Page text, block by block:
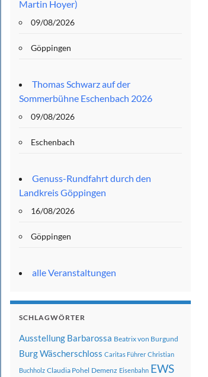
Martin Hoyer)
09/08/2026
Göppingen
Thomas Schwarz auf der
Sommerbühne Eschenbach 2026
09/08/2026
Eschenbach
Genuss-Rundfahrt durch den
Landkreis Göppingen
16/08/2026
Göppingen
alle Veranstaltungen
SCHLAGWÖRTER
Ausstellung Barbarossa Beatrix von Burgund
Burg Wäscherschloss Caritas Führer Christian
Buchholz Claudia Pohel Demenz Eisenbahn EWS